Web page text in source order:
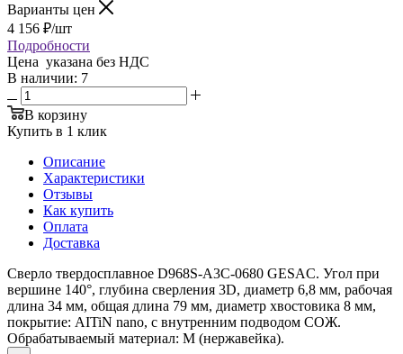
Варианты цен
4 156 ₽/шт
Подробности
Цена указана без НДС
В наличии: 7
В корзину
Купить в 1 клик
Описание
Характеристики
Отзывы
Как купить
Оплата
Доставка
Сверло твердосплавное D968S-A3C-0680 GESAC. Угол при
вершине 140°, глубина сверления 3D, диаметр 6,8 мм, рабочая
длина 34 мм, общая длина 79 мм, диаметр хвостовика 8 мм,
покрытие: AITiN nano, с внутренним подводом СОЖ.
Обрабатываемый материал: M (нержавейка).